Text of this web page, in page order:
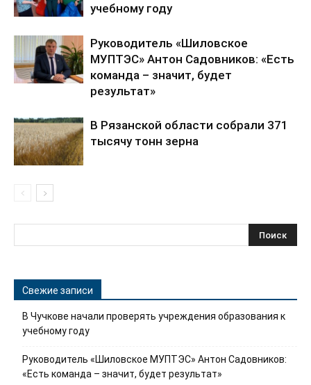
учебному году
Руководитель «Шиловское
МУПТЭС» Антон Садовников: «Есть
команда – значит, будет
результат»
В Рязанской области собрали 371
тысячу тонн зерна
Свежие записи
В Чучкове начали проверять учреждения образования к
учебному году
Руководитель «Шиловское МУПТЭС» Антон Садовников:
«Есть команда – значит, будет результат»